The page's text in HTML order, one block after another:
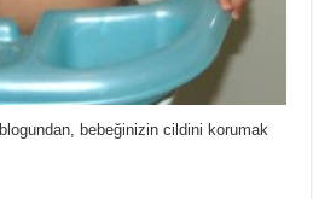
blogundan, bebeğinizin cildini korumak